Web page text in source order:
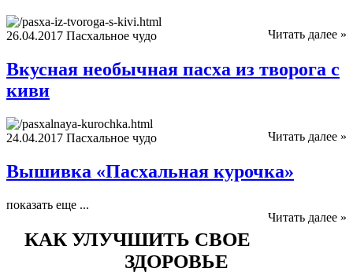
Читать далее »
26.04.2017 Пасхальное чудо
Вкусная необычная пасха из творога с
киви
Читать далее »
24.04.2017 Пасхальное чудо
Вышивка «Пасхальная курочка»
Читать далее »
показать еще ...
КАК УЛУЧШИТЬ СВОЕ
ЗДОРОВЬЕ